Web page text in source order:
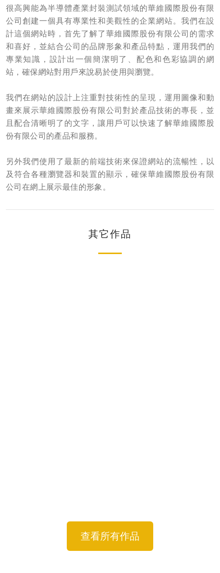
很高興能為半導體產業封裝測試領域的華維國際股份有限
公司創建一個具有專業性和美觀性的企業網站。我們在設
計這個網站時，首先了解了華維國際股份有限公司的需求
和喜好，並結合公司的品牌形象和產品特點，運用我們的
專業知識，設計出一個簡潔明了、配色和色彩協調的網
站，確保網站對用戶來說易於使用與瀏覽。
我們在網站的設計上注重對技術性的呈現，運用圖像和動
畫來展示華維國際股份有限公司對於產品技術的專長，並
且配合清晰明了的文字，讓用戶可以快速了解華維國際股
份有限公司的產品和服務。
另外我們使用了最新的前端技術來保證網站的流暢性，以
及符合各種瀏覽器和裝置的顯示，確保華維國際股份有限
公司在網上展示最佳的形象。
其它作品
查看所有作品